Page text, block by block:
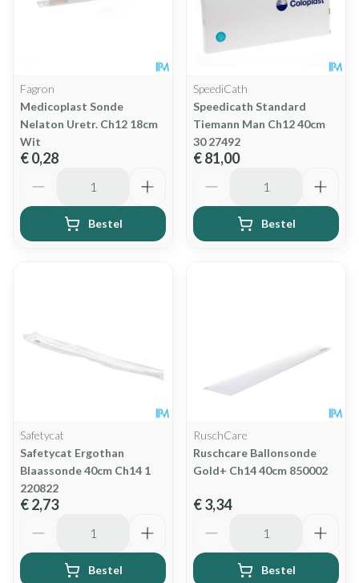
Fagron
Medicoplast Sonde
Nelaton Uretr. Ch12 18cm
Wit
€ 0,28
Bestel
SpeediCath
Speedicath Standard
Tiemann Man Ch12 40cm
30 27492
€ 81,00
Bestel
Safetycat
Safetycat Ergothan
Blaassonde 40cm Ch14 1
220822
€ 2,73
Bestel
RuschCare
Ruschcare Ballonsonde
Gold+ Ch14 40cm 850002
€ 3,34
Bestel